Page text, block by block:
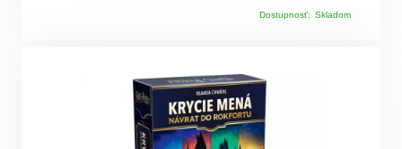
Dostupnosť: Skladom